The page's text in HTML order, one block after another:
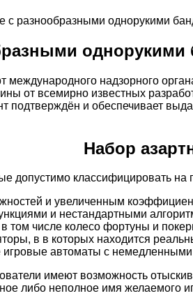
с разнообразными однорукими
однорукими
надзорного
от всемирно известных
подтверждён и обеспечивает
Набор
допустимо классифицировать на
и увеличенным
и нестандартными
том числе колесо фортуны и
в в которых находится
игровые автоматы с
имеют возможность
либо неполное имя желаемого